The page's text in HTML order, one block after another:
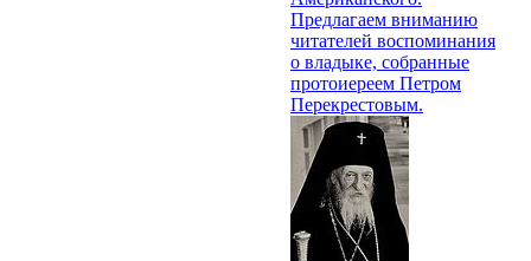
Предлагаем вниманию
читателей воспоминания
о владыке, собранные
протоиереем Петром
Перекрестовым.